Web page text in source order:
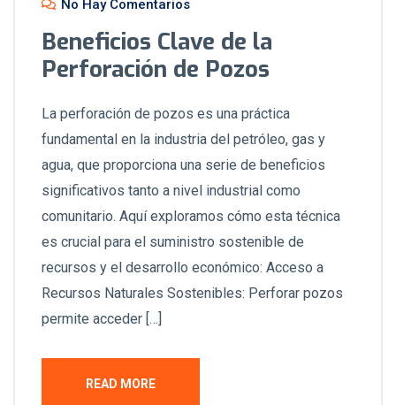
No Hay Comentarios
Beneficios Clave de la
Perforación de Pozos
La perforación de pozos es una práctica
fundamental en la industria del petróleo, gas y
agua, que proporciona una serie de beneficios
significativos tanto a nivel industrial como
comunitario. Aquí exploramos cómo esta técnica
es crucial para el suministro sostenible de
recursos y el desarrollo económico: Acceso a
Recursos Naturales Sostenibles: Perforar pozos
permite acceder […]
READ MORE